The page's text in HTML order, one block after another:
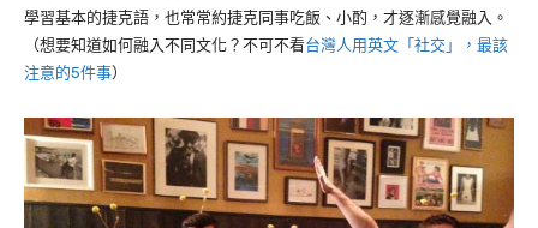
學習基本的捷克語，也常常約捷克同事吃飯、小酌，才逐漸感覺融入。
（想要知道如何融入不同文化？不可不看台灣人用英文「社交」，最該
注意的5件事）